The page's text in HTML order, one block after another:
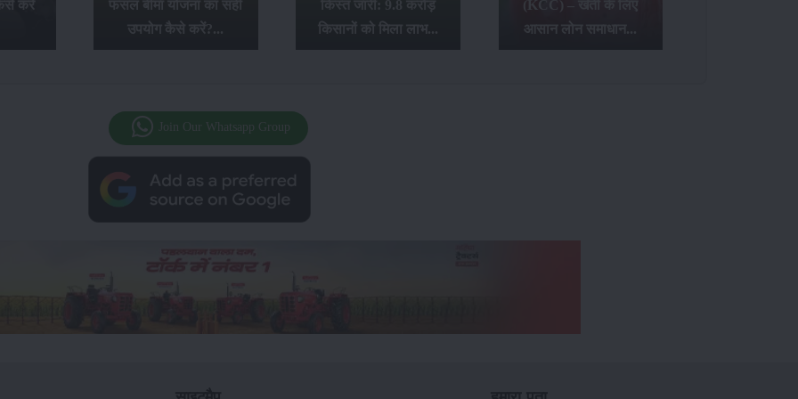
करें
फसल बीमा योजना का सही
उपयोग कैसे करें?...
किस्त जारी: 9.8 करोड़
किसानों को मिला लाभ...
(KCC) – खेती के लिए
आसान लोन समाधान...
Join Our Whatsapp Group